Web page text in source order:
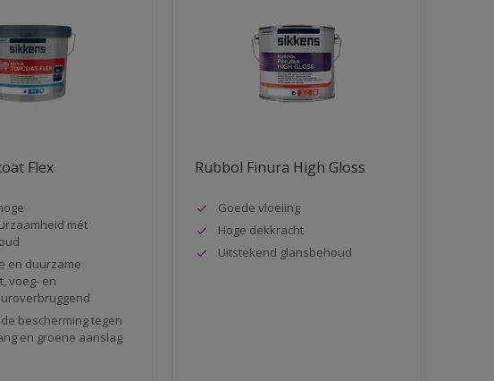
Flex
mét
en duurzame
voeg- en
bescherming tegen
en groene aanslag
Rubbol Finura High Gloss
Goede vloeiing
Hoge dekkracht
Uitstekend glansbehoud